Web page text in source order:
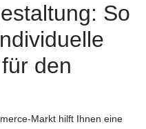
So
den
Markt hilft Ihnen eine